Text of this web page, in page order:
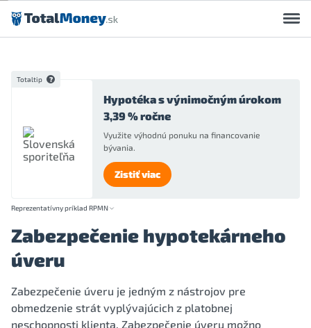
Preskočiť na obsah
Totaltip
Hypotéka s výnimočným úrokom
3,39 % ročne
Využite výhodnú ponuku na financovanie
bývania.
Zistiť viac
Reprezentatívny príklad RPMN
Zabezpečenie hypotekárneho
úveru
Zabezpečenie úveru je jedným z nástrojov pre
obmedzenie strát vyplývajúcich z platobnej
neschopnosti klienta. Zabezpečenie úveru možno